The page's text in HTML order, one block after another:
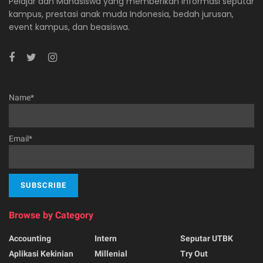
kampus, prestasi anak muda Indonesia, bedah jurusan,
event kampus, dan beasiswa.
Name*
Email*
Browse by Category
Accounting
Aplikasi Kekinian
Intern
Millenial
Seputar UTBK
Try Out